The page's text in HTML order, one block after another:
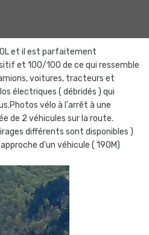
et il est parfaitement
et 100/100 de ce qui ressemble
voitures, tracteurs et
électriques ( débridés ) qui
vélo à l'arrêt à une
de 2 véhicules sur la route.
différents sont disponibles )
d'un véhicule ( 190M)